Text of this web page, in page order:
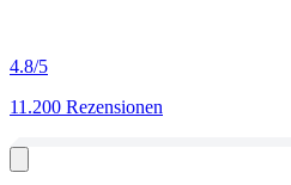
4.8/5
11.200 Rezensionen